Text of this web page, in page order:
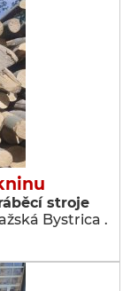
stroje
Bystrica .